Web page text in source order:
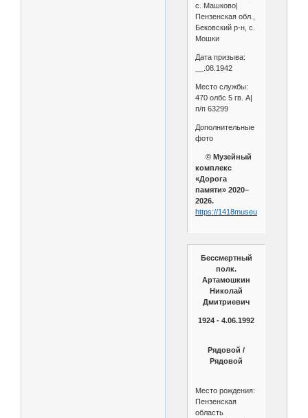
с. Машково|
Пензенская обл.,
Бековский р-н, с.
Мошки
Дата призыва:
__.08.1942
Место службы:
470 олбс 5 гв. А|
п/п 63299
Дополнительные
фото
© Музейный
комплекс
«Дорога
памяти» 2020–
2026.
https://1418museum.ru/heroes/
Бессмертный
полк.
Артамошкин
Николай
Дмитриевич
1924 - 4.06.1992
Рядовой /
Рядовой
Место рождения:
Пензенская
область